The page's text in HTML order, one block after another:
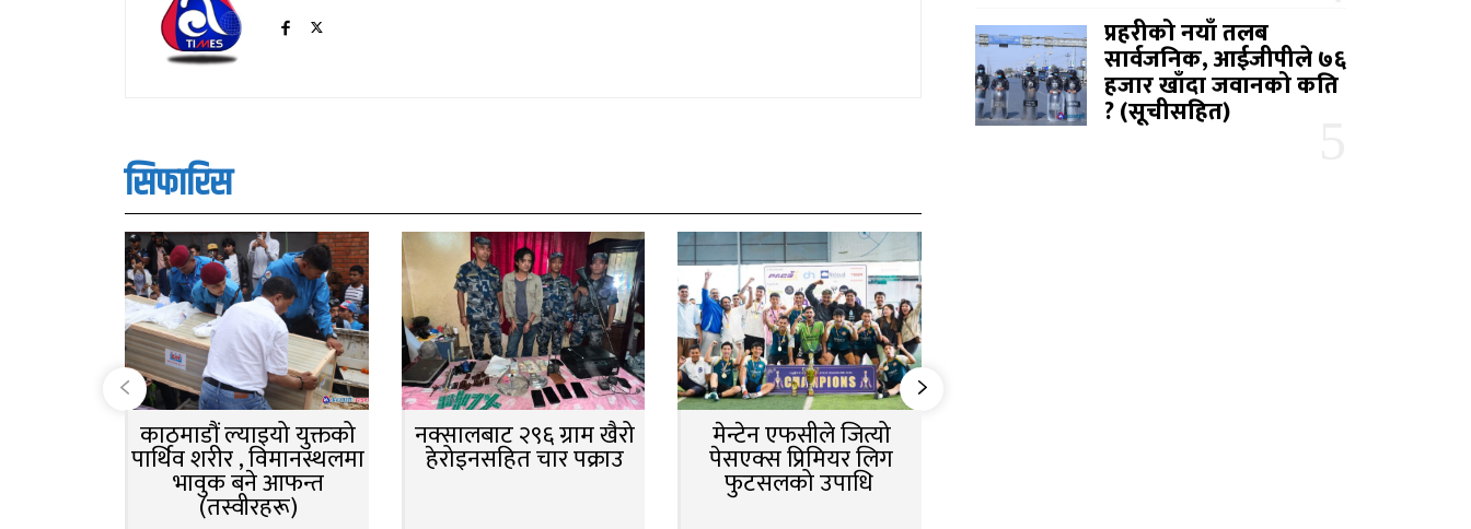
सिफारिस
काठमाडौं ल्याइयो युक्तको
पार्थिव शरीर , विमानस्थलमा
भावुक बने आफन्त
(तस्वीरहरू)
नक्सालबाट २९६ ग्राम खैरो
हेरोइनसहित चार पक्राउ
मेन्टेन एफसीले जित्यो
पेसएक्स प्रिमियर लिग
फुटसलको उपाधि
प्रहरीको नयाँ तलब
सार्वजनिक, आईजीपीले ७६
हजार खाँदा जवानको कति
? (सूचीसहित)